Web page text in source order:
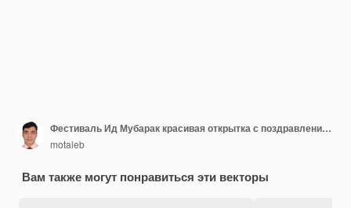
Фестиваль Ид Мубарак красивая открытка с поздравлениями
motaleb
Вам также могут понравиться эти векторы